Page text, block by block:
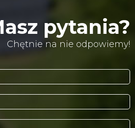
pytania?
Chętnie na nie odpowiemy!